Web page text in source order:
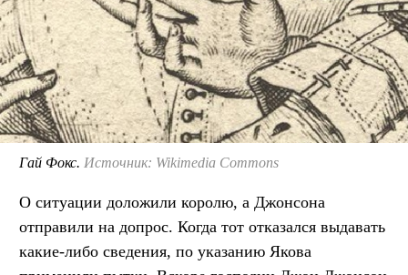
Гай Фокс. Источник: Wikimedia Commons
О ситуации доложили королю, а Джонсона
отправили на допрос. Когда тот отказался выдавать
какие-либо сведения, по указанию Якова